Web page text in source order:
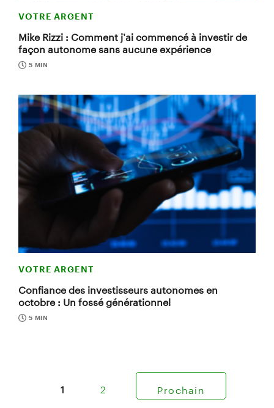
VOTRE ARGENT
Mike Rizzi : Comment j’ai commencé à investir de
façon autonome sans aucune expérience
5 MIN
VOTRE ARGENT
Confiance des investisseurs autonomes en
octobre : Un fossé générationnel
5 MIN
1 2 Prochain